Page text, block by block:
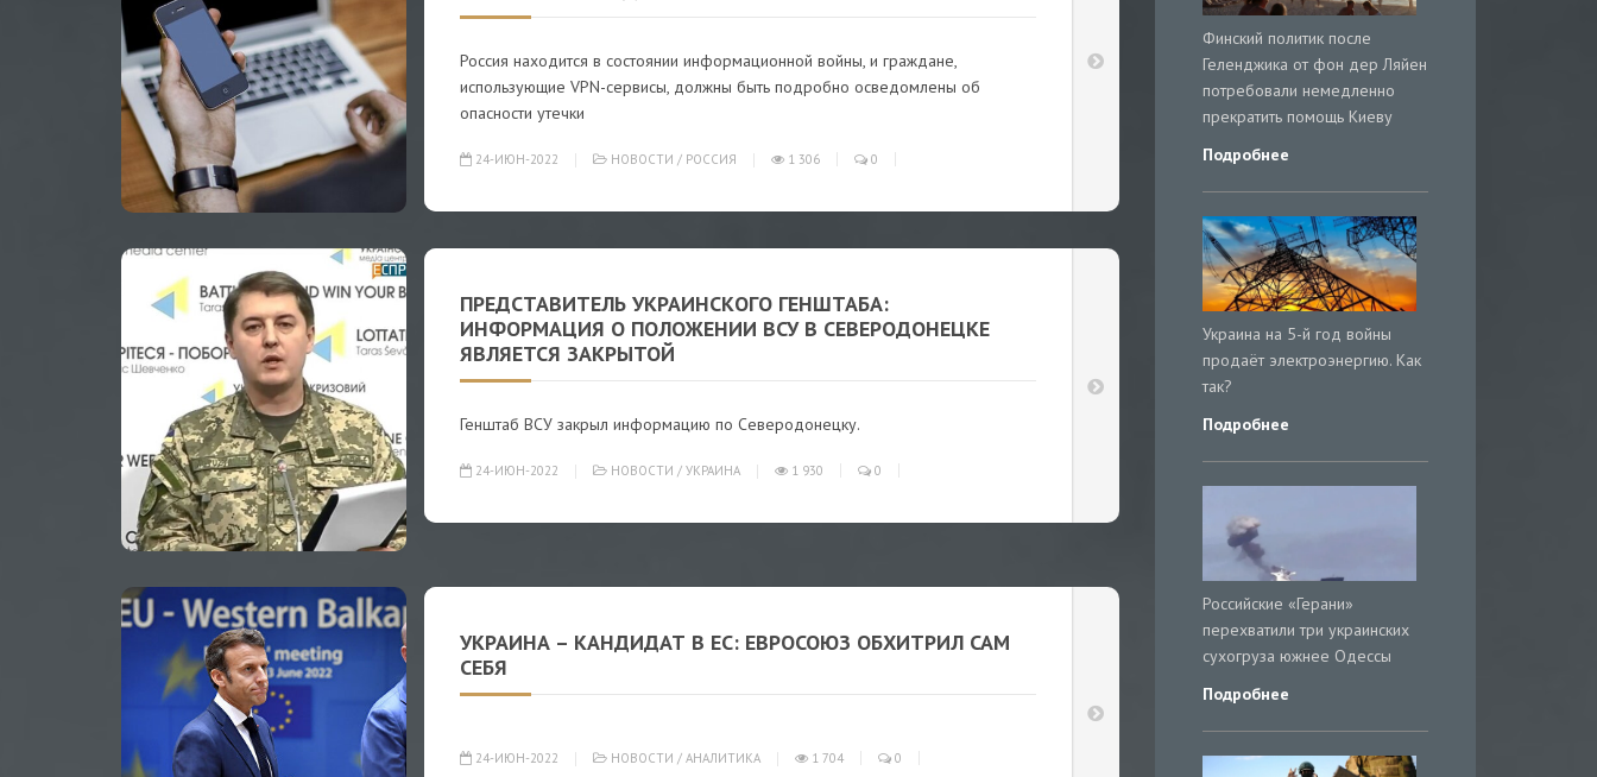
Россия находится в состоянии информационной войны, и граждане,
использующие VPN-сервисы, должны быть подробно осведомлены об
опасности утечки
24-ИЮН-2022 НОВОСТИ / РОССИЯ 1 306 0
ПРЕДСТАВИТЕЛЬ УКРАИНСКОГО ГЕНШТАБА:
ИНФОРМАЦИЯ О ПОЛОЖЕНИИ ВСУ В СЕВЕРОДОНЕЦКЕ
ЯВЛЯЕТСЯ ЗАКРЫТОЙ
Генштаб ВСУ закрыл информацию по Северодонецку.
24-ИЮН-2022 НОВОСТИ / УКРАИНА 1 930 0
УКРАИНА – КАНДИДАТ В ЕС: ЕВРОСОЮЗ ОБХИТРИЛ САМ
СЕБЯ
24-ИЮН-2022 НОВОСТИ / АНАЛИТИКА 1 704 0
Финский политик после
Геленджика от фон дер Ляйен
потребовали немедленно
прекратить помощь Киеву
Подробнее
Украина на 5-й год войны
продаёт электроэнергию. Как
так?
Подробнее
Российские «Герани»
перехватили три украинских
сухогруза южнее Одессы
Подробнее